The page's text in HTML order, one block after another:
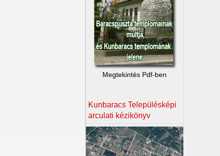
Megtekintés Pdf-ben
Kunbaracs Településképi
arculati kézikönyv